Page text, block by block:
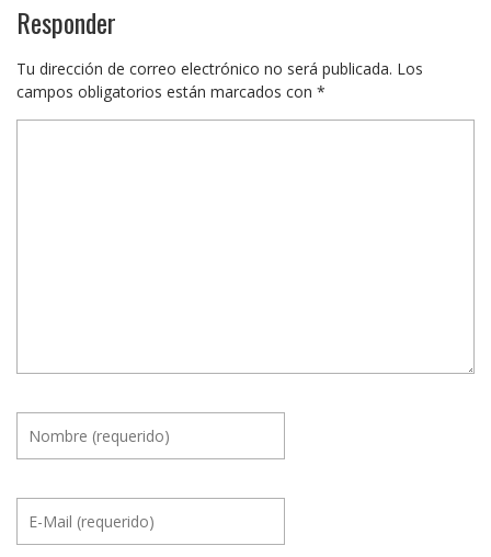
Responder
Tu dirección de correo electrónico no será publicada. Los
campos obligatorios están marcados con *